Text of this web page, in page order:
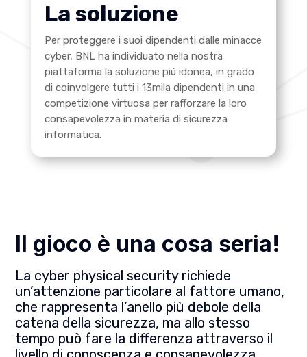
La soluzione
Per proteggere i suoi dipendenti dalle minacce
cyber, BNL ha individuato nella nostra
piattaforma la soluzione più idonea, in grado
di coinvolgere tutti i 13mila dipendenti in una
competizione virtuosa per rafforzare la loro
consapevolezza in materia di sicurezza
informatica.
Il gioco è una cosa seria!
La cyber physical security richiede
un’attenzione particolare al fattore umano,
che rappresenta l’anello più debole della
catena della sicurezza, ma allo stesso
tempo può fare la differenza attraverso il